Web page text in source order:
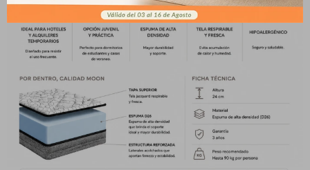
Día Mes Año
Continuar
pago
* sujeto a aprobación crediticia. El monto disponible
puede variar por comercio